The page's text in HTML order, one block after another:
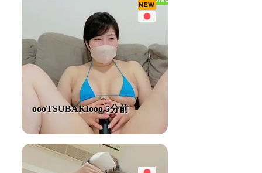
oooTSUBAKIooo 5分前